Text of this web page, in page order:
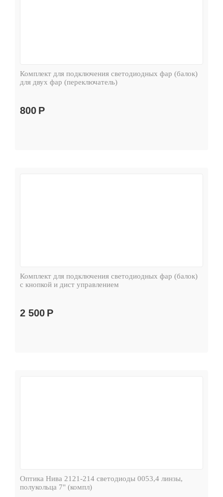
Комплект для подключения светодиодных фар (балок)
для двух фар (переключатель)
800 Р
Комплект для подключения светодиодных фар (балок)
с кнопкой и дист управлением
2 500 Р
Оптика Нива 2121-214 светодиоды 0053,4 линзы,
полукольца 7" (компл)